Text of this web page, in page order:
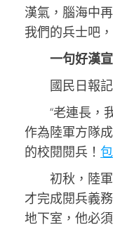
漢氣，腦海中
我們的兵士吧
一句好漢
國民日報
“老連長，
作為陸軍方隊
的校閱閱兵！
初秋，陸
才完成閱兵義
地下室，他必